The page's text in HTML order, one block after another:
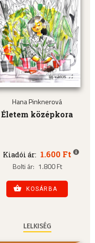
Hana Pinknerová
Életem középkora
Kiadói ár: 1.600 Ft
Bolti ár: 1.800 Ft
KOSÁRBA
LELKISÉG